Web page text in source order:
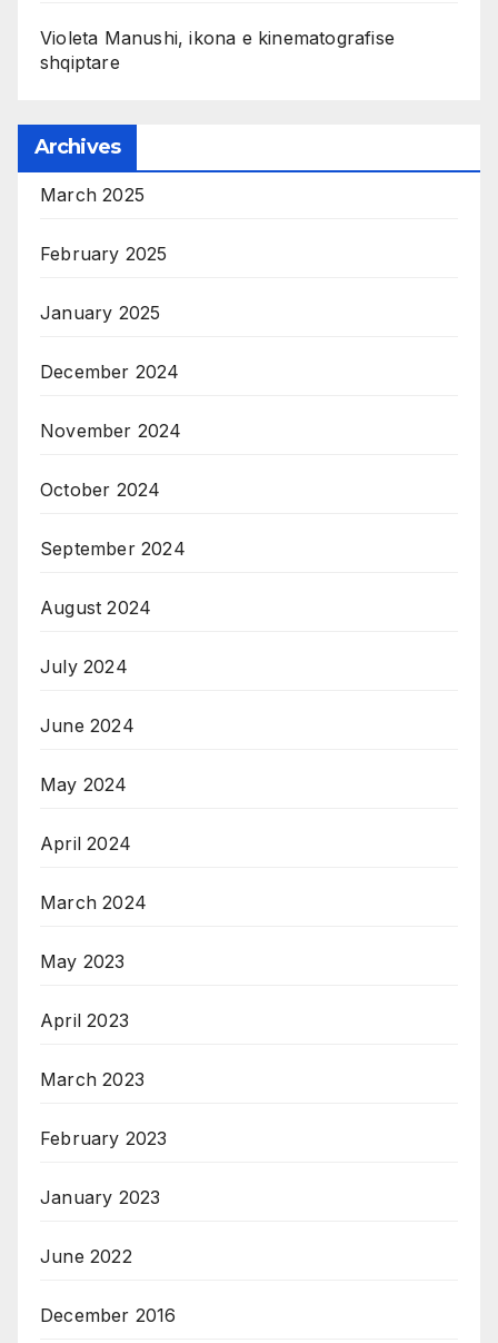
Violeta Manushi, ikona e kinematografise
shqiptare
Archives
March 2025
February 2025
January 2025
December 2024
November 2024
October 2024
September 2024
August 2024
July 2024
June 2024
May 2024
April 2024
March 2024
May 2023
April 2023
March 2023
February 2023
January 2023
June 2022
December 2016